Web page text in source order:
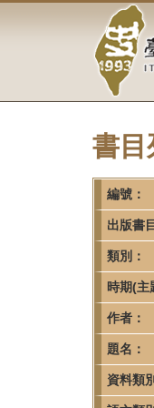
容
中
央
研
究
院-
臺
灣
史
研
究
所-
書目
編號：
出版書
類別：
時期(主
作者：
題名：
資料類